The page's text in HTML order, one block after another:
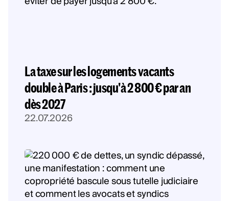
La taxe sur les logements vacants
double à Paris : jusqu'à 2 800 € par an
dès 2027
22.07.2026